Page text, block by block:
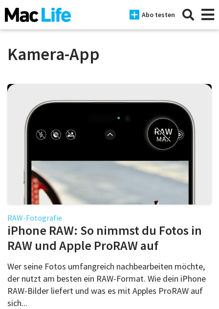
Abo testen
Mac
Tests
Tipps
Magazine
Über uns
Podcast
Mac Life+
Kamera-App
RAW-Fotografie
iPhone RAW: So nimmst du Fotos in
RAW und Apple ProRAW auf
Wer seine Fotos umfangreich nachbearbeiten möchte,
der nutzt am besten ein RAW-Format. Wie dein iPhone
RAW-Bilder liefert und was es mit Apples ProRAW auf
sich...